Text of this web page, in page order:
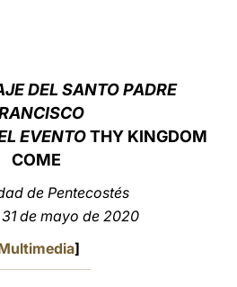
LATINE
DEL SANTO PADRE
EVENTOTHY KINGDOM
COME
de Pentecostés
de mayo de 2020
]